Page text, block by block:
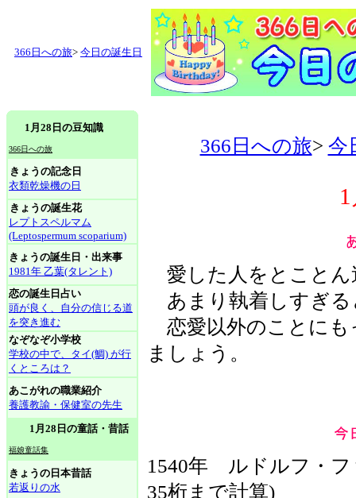
366日への旅> 今日の誕生日
1月28日の豆知識
366日への旅
きょうの記念日
衣類乾燥機の日
きょうの誕生花
レプトスペルマム
(Leptospermum scoparium)
きょうの誕生日・出来事
1981年 乙葉(タレント)
恋の誕生日占い
頭が良く、自分の信じる道
を突き進む
なぞなぞ小学校
学校の中で、タイ(鯛) が行
くところは？
あこがれの職業紹介
養護教諭・保健室の先生
1月28日の童話・昔話
福娘童話集
きょうの日本昔話
若返りの水
366日への旅> 今
愛した人をとことん
あまり執着しすぎる
恋愛以外のことにも
ましょう。
1540年 ルドルフ・フ
35桁まで計算)